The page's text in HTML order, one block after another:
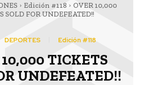
Edición #118
OVER 10,000
SOLD FOR UNDEFEATED!!
DEPORTES Edición #118
TICKETS
UNDEFEATED!!